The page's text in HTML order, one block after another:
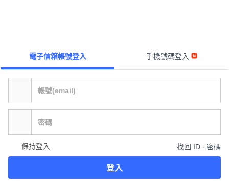
電子信箱帳號登入 手機號碼登入
保持登入 找回 ID ∙ 密碼
登入